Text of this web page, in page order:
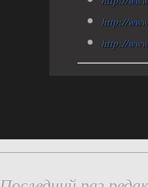
http://
http://